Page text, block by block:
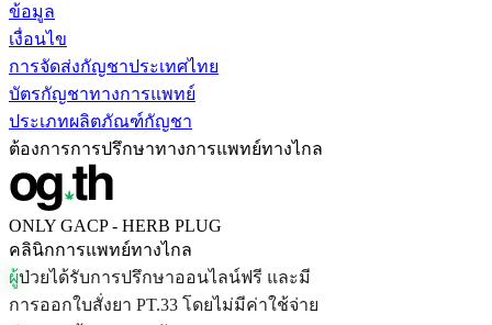
ข้อมูล
เงื่อนไข
การจัดส่งกัญชาประเทศไทย
บัตรกัญชาทางการแพทย์
ประเภทผลิตภัณฑ์กัญชา
ต้องการการปรึกษาทางการแพทย์ทางไกล
ONLY GACP - HERB PLUG
คลินิกการแพทย์ทางไกล
ผปวยไดรบการปรกษาออนไลนฟร และม
การออกใบสงยา PT.33 โดยไมมคาใชจาย